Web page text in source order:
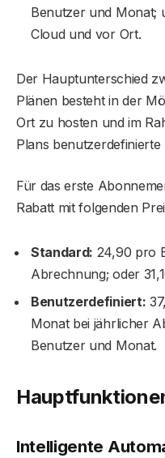
Benutzer und Monat;
Cloud und vor Ort.
Der Hauptunterschied
Plänen besteht in der
Ort zu hosten und im
Plans
Für das erste
Rabatt mit folgenden
Standard: 24,90 pro
Abrechnung; oder
Benutzerdefiniert:
Monat bei jährlicher
Benutzer und Monat.
Intelligente